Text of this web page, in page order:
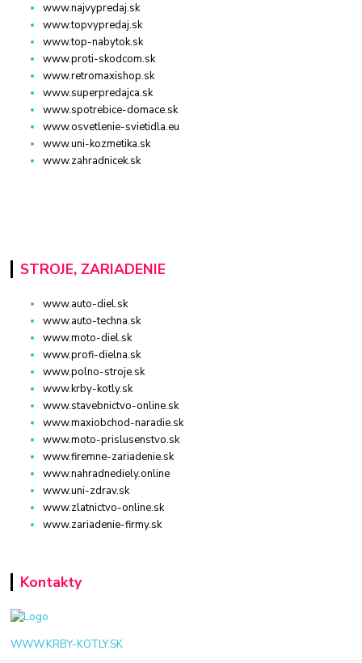
www.najvypredaj.sk
www.topvypredaj.sk
www.top-nabytok.sk
www.proti-skodcom.sk
www.retromaxishop.sk
www.superpredajca.sk
www.spotrebice-domace.sk
www.osvetlenie-svietidla.eu
www.uni-kozmetika.sk
www.zahradnicek.sk
STROJE, ZARIADENIE
www.auto-diel.sk
www.auto-techna.sk
www.moto-diel.sk
www.profi-dielna.sk
www.polno-stroje.sk
www.krby-kotly.sk
www.stavebnictvo-online.sk
www.maxiobchod-naradie.sk
www.moto-prislusenstvo.sk
www.firemne-zariadenie.sk
www.nahradnediely.online
www.uni-zdrav.sk
www.zlatnictvo-online.sk
www.zariadenie-firmy.sk
Kontakty
WWW.KRBY-KOTLY.SK